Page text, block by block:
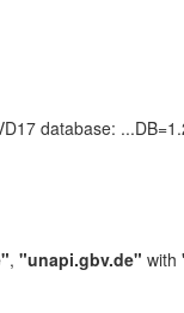
database:
, "unapi.gbv.de" with